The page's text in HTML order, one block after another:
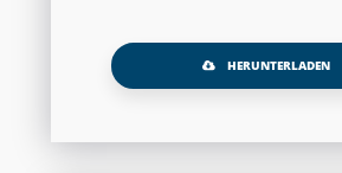
HERUNTERLADEN